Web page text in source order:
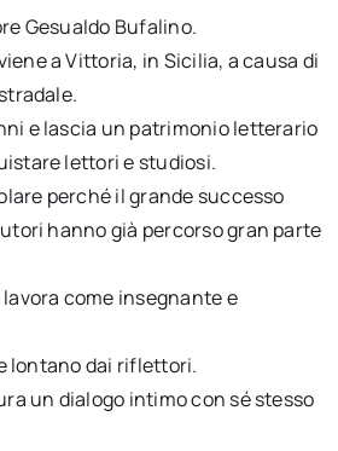
Gesualdo Bufalino.
a Vittoria, in Sicilia, a causa di
e lascia un patrimonio letterario
lettori e studiosi.
perché il grande successo
hanno già percorso gran parte
come insegnante e
lontano dai riflettori.
un dialogo intimo con sé stesso